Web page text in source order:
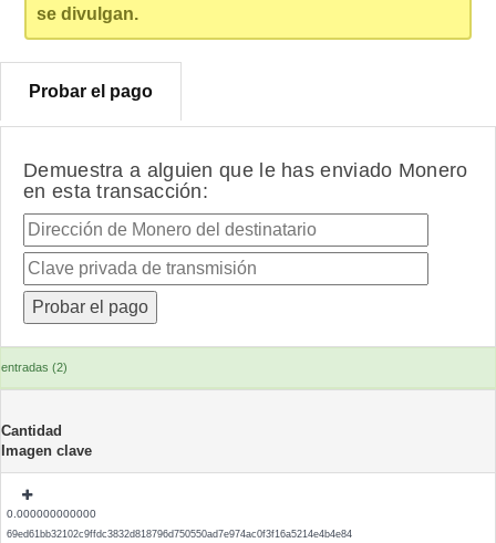
se divulgan.
Probar el pago
Demuestra a alguien que le has enviado Monero
en esta transacción:
entradas (2)
Cantidad
Imagen clave
0.000000000000
69ed61bb32102c9ffdc3832d818796d750550ad7e974ac0f3f16a5214e4b4e84